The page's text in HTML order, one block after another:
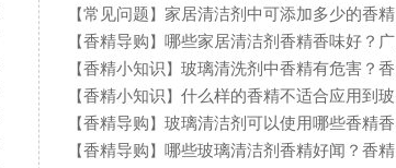
【常见问题 】 家居清洁剂中可添加多少的香精量？香精香料公司—宝士迪来告诉你
【香精导购 】 哪些家居清洁剂香精香味好？广州香精香料公司—宝士迪来告诉你
【香精小知识 】 玻璃清洗剂中香精有危害？香精香料公司—宝士来解析
【香精小知识 】 什么样的香精不适合应用到玻璃清洗剂中？香精香料厂家—宝士来解惑
【香精导购 】 玻璃清洁剂可以使用哪些香精香型？香精香料公司—宝士迪来普及
【香精导购 】 哪些玻璃清洁剂香精好闻？香精香料公司—宝士迪来谈谈